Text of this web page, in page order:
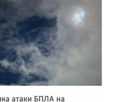
атаки БПЛА на